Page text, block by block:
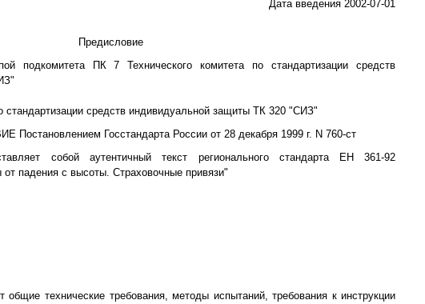
Дата введения 2002-07-01
Предисловие
подкомитета ПК 7 Технического комитета по стандартизации средств
средств индивидуальной защиты ТК 320 "СИЗ"
Госстандарта России от 28 декабря 1999 г. N 760-ст
собой аутентичный текст регионального стандарта ЕН 361-92
падения с высоты. Страховочные привязи"
общие технические требования, методы испытаний, требования к инструкции